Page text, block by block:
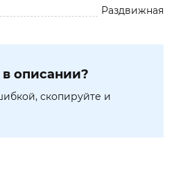
Раздвижная
описании?
скопируйте и